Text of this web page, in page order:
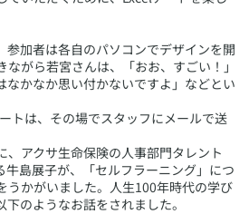
参加者は各自のパソコンでデザインを開
がら若宮さんは、「おお、すごい！」
なかなか思い付かないですよ」などとい
トは、その場でスタッフにメールで送
、アクサ生命保険の人事部門タレント
牛島展子が、「セルフラーニング」につ
うかがいました。人生100年時代の学び
のようなお話をされました。